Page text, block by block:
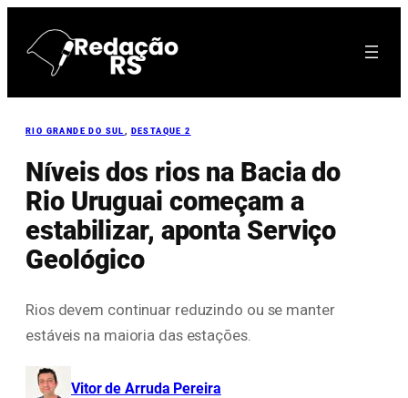
para
RIO GRANDE DO SUL , DESTAQUE 2
Níveis dos rios na Bacia do
Rio Uruguai começam a
estabilizar, aponta Serviço
Geológico
Rios devem continuar reduzindo ou se manter
estáveis na maioria das estações.
Vitor de Arruda Pereira